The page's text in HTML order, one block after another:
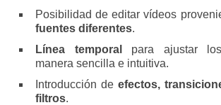
Posibilidad de editar vídeos
fuentes diferentes.
Línea temporal
para ajustar
manera sencilla e intuitiva.
Introducción de efectos,
filtros.